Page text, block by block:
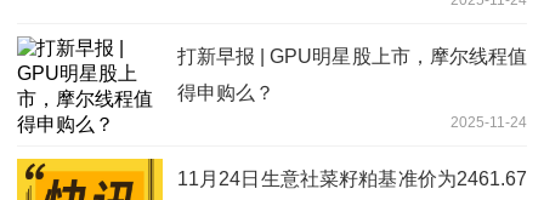
打新早报 | GPU明星股上市，摩尔线程值
得申购么？
2025-11-24
11月24日生意社菜籽粕基准价为2461.67